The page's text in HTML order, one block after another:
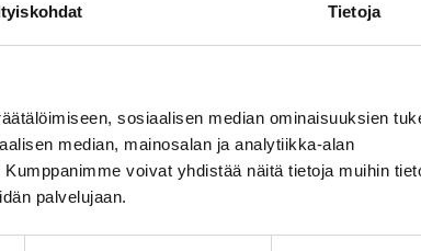
Tietoja
sosiaalisen median ominaisuuksien
median, mainosalan ja analytiikka-alan
voivat yhdistää näitä tietoja muihin
palvelujaan.